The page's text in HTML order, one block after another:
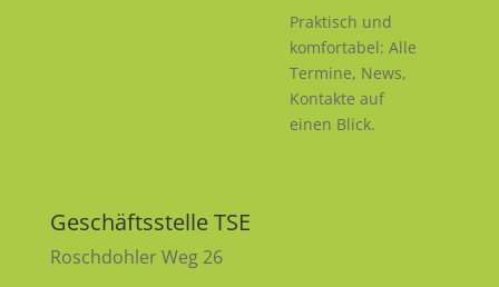
Praktisch und
komfortabel: Alle
Termine, News,
Kontakte auf
einen Blick.
Geschäftsstelle TSE
Roschdohler Weg 26